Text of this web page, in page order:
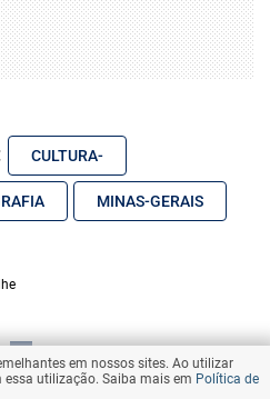
CULTURA-
MINAS-GERAIS
AO TOPO
em nossos sites. Ao utilizar
essa utilização. Saiba mais em Política de